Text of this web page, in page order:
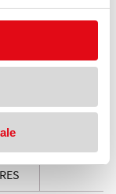
in 5 culori. Nu